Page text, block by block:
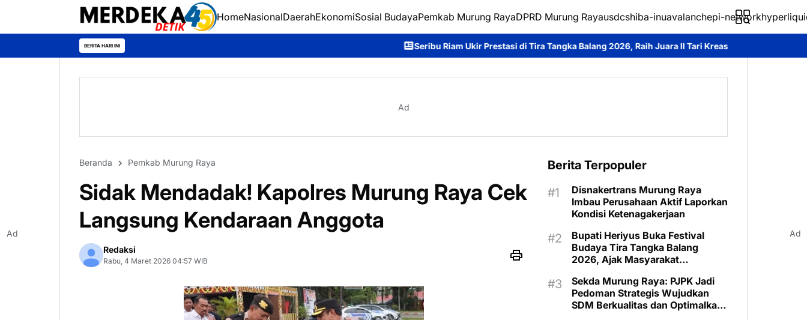
HomeNasionalDaerahEkonomiSosial BudayaPemkab Murung RayaDPRD Murung Rayausdcshiba-inuavalanchepi-network
BERITA HARI INI Seribu Riam Ukir Prestasi di Tira Tangka Balang 2026, Raih Juara II Tari Kreasi Prestasi Membanggakan, Laung
Ad
Beranda Pemkab Murung Raya
Sidak Mendadak! Kapolres Murung Raya Cek
Langsung Kendaraan Anggota
Redaksi
Rabu, 4 Maret 2026 04:57 WIB
Berita Terpopuler
Disnakertrans Murung Raya
Imbau Perusahaan Aktif Laporkan
Kondisi Ketenagakerjaan
Bupati Heriyus Buka Festival
Budaya Tira Tangka Balang
2026, Ajak Masyarakat
Sekda Murung Raya: PJPK Jadi
Pedoman Strategis Wujudkan
SDM Berkualitas dan Optimalkan
Ad Ad